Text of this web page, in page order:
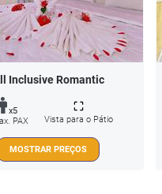
Inclusive Romantic
x5
PAX
Vista para o Pátio
MOSTRAR PREÇOS